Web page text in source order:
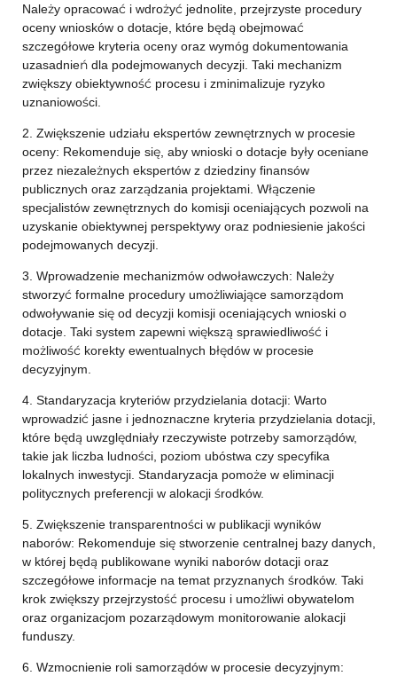
Należy opracować i wdrożyć jednolite, przejrzyste procedury
oceny wniosków o dotacje, które będą obejmować
szczegółowe kryteria oceny oraz wymóg dokumentowania
uzasadnień dla podejmowanych decyzji. Taki mechanizm
zwiększy obiektywność procesu i zminimalizuje ryzyko
uznaniowości.
2. Zwiększenie udziału ekspertów zewnętrznych w procesie
oceny: Rekomenduje się, aby wnioski o dotacje były oceniane
przez niezależnych ekspertów z dziedziny finansów
publicznych oraz zarządzania projektami. Włączenie
specjalistów zewnętrznych do komisji oceniających pozwoli na
uzyskanie obiektywnej perspektywy oraz podniesienie jakości
podejmowanych decyzji.
3. Wprowadzenie mechanizmów odwoławczych: Należy
stworzyć formalne procedury umożliwiające samorządom
odwoływanie się od decyzji komisji oceniających wnioski o
dotacje. Taki system zapewni większą sprawiedliwość i
możliwość korekty ewentualnych błędów w procesie
decyzyjnym.
4. Standaryzacja kryteriów przydzielania dotacji: Warto
wprowadzić jasne i jednoznaczne kryteria przydzielania dotacji,
które będą uwzględniały rzeczywiste potrzeby samorządów,
takie jak liczba ludności, poziom ubóstwa czy specyfika
lokalnych inwestycji. Standaryzacja pomoże w eliminacji
politycznych preferencji w alokacji środków.
5. Zwiększenie transparentności w publikacji wyników
naborów: Rekomenduje się stworzenie centralnej bazy danych,
w której będą publikowane wyniki naborów dotacji oraz
szczegółowe informacje na temat przyznanych środków. Taki
krok zwiększy przejrzystość procesu i umożliwi obywatelom
oraz organizacjom pozarządowym monitorowanie alokacji
funduszy.
6. Wzmocnienie roli samorządów w procesie decyzyjnym: